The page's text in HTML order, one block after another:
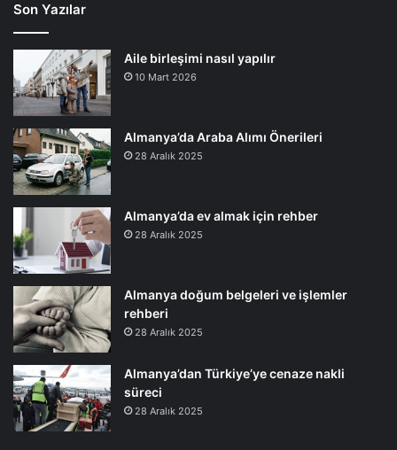
Son Yazılar
Aile birleşimi nasıl yapılır
10 Mart 2026
Almanya’da Araba Alımı Önerileri
28 Aralık 2025
Almanya’da ev almak için rehber
28 Aralık 2025
Almanya doğum belgeleri ve işlemler
rehberi
28 Aralık 2025
Almanya’dan Türkiye’ye cenaze nakli
süreci
28 Aralık 2025